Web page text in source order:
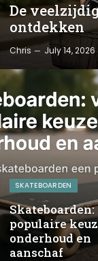
De
ontdekken
Chris July 14, 2026
SKATEBOARDEN
populaire
onderhoud en
aanschaf